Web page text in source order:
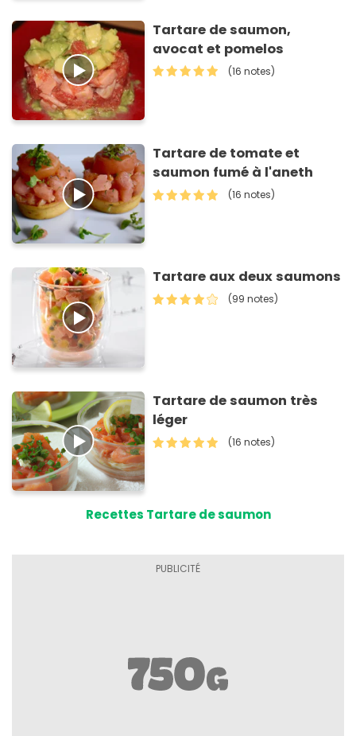
Tartare de saumon,
avocat et pomelos
(16 notes)
Tartare de tomate et
saumon fumé à l'aneth
(16 notes)
Tartare aux deux saumons
(99 notes)
Tartare de saumon très
léger
(16 notes)
Recettes Tartare de saumon